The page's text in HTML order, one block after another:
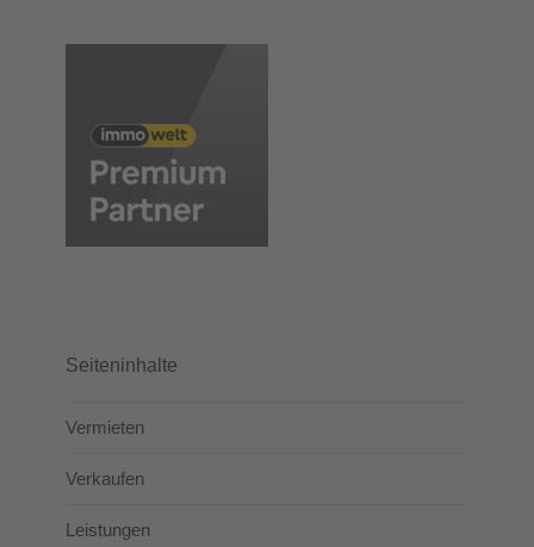
Seiteninhalte
Vermieten
Verkaufen
Leistungen